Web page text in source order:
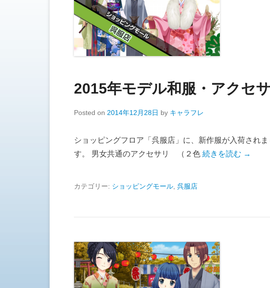
2015年モデル和服・アクセ
Posted on 2014年12月28日 by キャラフレ
ショッピングフロア「呉服店」に、新作服が入荷され
す。 男女共通のアクセサリ （２色 続きを読む →
カテゴリー: ショッピングモール 呉服店